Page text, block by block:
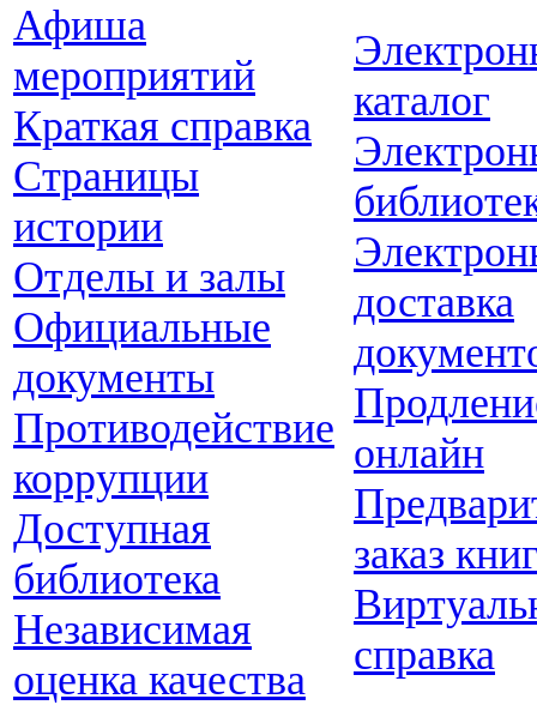
Афиша
мероприятий
Краткая справка
Страницы
истории
Отделы и залы
Официальные
документы
Противодействие
коррупции
Доступная
библиотека
Независимая
оценка качества
каталог
доставка
онлайн
заказ
справка